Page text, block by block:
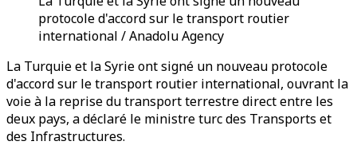
protocole d'accord sur le transport routier
international / Anadolu Agency
La Turquie et la Syrie ont signé un nouveau protocole
d'accord sur le transport routier international, ouvrant la
voie à la reprise du transport terrestre direct entre les
deux pays, a déclaré le ministre turc des Transports et
des Infrastructures.